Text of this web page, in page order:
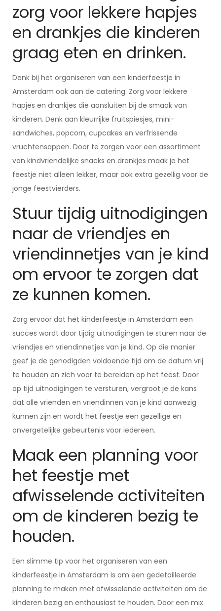
zorg voor lekkere hapjes
en drankjes die kinderen
graag eten en drinken.
Denk bij het organiseren van een kinderfeestje in
Amsterdam ook aan de catering. Zorg voor lekkere
hapjes en drankjes die aansluiten bij de smaak van
kinderen. Denk aan kleurrijke fruitspiesjes, mini-
sandwiches, popcorn, cupcakes en verfrissende
vruchtensappen. Door te zorgen voor een assortiment
van kindvriendelijke snacks en drankjes maak je het
feestje niet alleen lekker, maar ook extra gezellig voor de
jonge feestvierders.
Stuur tijdig uitnodigingen
naar de vriendjes en
vriendinnetjes van je kind
om ervoor te zorgen dat
ze kunnen komen.
Zorg ervoor dat het kinderfeestje in Amsterdam een
succes wordt door tijdig uitnodigingen te sturen naar de
vriendjes en vriendinnetjes van je kind. Op die manier
geef je de genodigden voldoende tijd om de datum vrij
te houden en zich voor te bereiden op het feest. Door
op tijd uitnodigingen te versturen, vergroot je de kans
dat alle vrienden en vriendinnen van je kind aanwezig
kunnen zijn en wordt het feestje een gezellige en
onvergetelijke gebeurtenis voor iedereen.
Maak een planning voor
het feestje met
afwisselende activiteiten
om de kinderen bezig te
houden.
Een slimme tip voor het organiseren van een
kinderfeestje in Amsterdam is om een gedetailleerde
planning te maken met afwisselende activiteiten om de
kinderen bezig en enthousiast te houden. Door een mix